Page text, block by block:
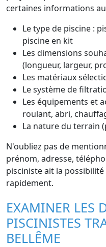
certaines informations
Le type de piscine :
piscine en kit
Les dimensions
(longueur, largeur,
Les matériaux
Le système de
Les équipements et
roulant, abri,
La nature du terrain
N'oubliez pas de
prénom, adresse,
pisciniste ait la
rapidement.
EXAMINER LES
PISCINISTES
BELLÊME